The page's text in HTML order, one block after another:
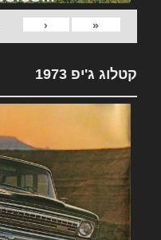
«
‹
קטלוג ג'יפ 1973